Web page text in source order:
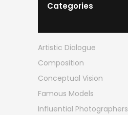
Categories
Artistic Dialogue
Composition
Conceptual Vision
Famous Models
Influential Photographers